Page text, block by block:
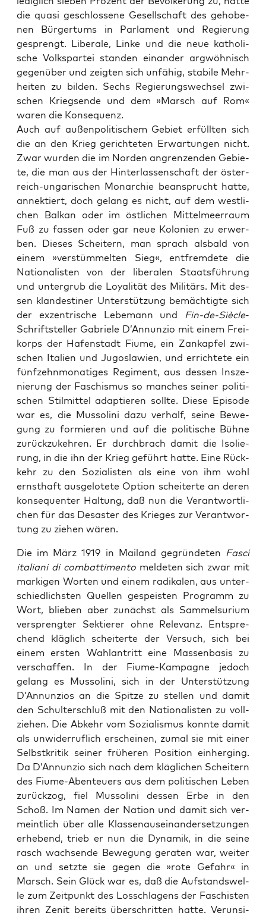
die qua­si geschlos­se­ne Gesell­schaft des geho­be­
nen Bür­ger­tums in Par­la­ment und Regie­rung
gesprengt. Libe­ra­le, Lin­ke und die neue katho­li­
sche Volks­par­tei stan­den ein­an­der arg­wöh­nisch
gegen­über und zeig­ten sich unfä­hig, sta­bi­le Mehr­
hei­ten zu bil­den. Sechs Regie­rungs­wech­sel zwi­
schen Kriegs­en­de und dem »Marsch auf Rom«
waren die Konsequenz.
Auch auf außen­po­li­ti­schem Gebiet erfüll­ten sich
die an den Krieg gerich­te­ten Erwar­tun­gen nicht.
Zwar wur­den die im Nor­den angren­zen­den Gebie­
te, die man aus der Hin­ter­las­sen­schaft der öster­
reich-unga­ri­schen Mon­ar­chie bean­sprucht hat­te,
annek­tiert, doch gelang es nicht, auf dem west­li­
chen Bal­kan oder im öst­li­chen Mit­tel­meer­raum
Fuß zu fas­sen oder gar neue Kolo­nien zu erwer­
ben. Die­ses Schei­tern, man sprach als­bald von
einem »ver­stüm­mel­ten Sieg«, ent­frem­de­te die
Natio­na­lis­ten von der libe­ra­len Staats­füh­rung
und unter­grub die Loya­li­tät des Mili­tärs. Mit des­
sen klan­des­ti­ner Unter­stüt­zung bemäch­tig­te sich
der exzen­tri­sche Lebe­mann und Fin-de-Siè­cle-
Schrift­stel­ler Gabrie­le D’Annunzio mit einem Frei­
korps der Hafen­stadt Fiume, ein Zank­ap­fel zwi­
schen Ita­li­en und Jugo­sla­wi­en, und errich­te­te ein
fünf­zehn­mo­na­ti­ges Regi­ment, aus des­sen Insze­
nie­rung der Faschis­mus so man­ches sei­ner poli­ti­
schen Stil­mit­tel adap­tie­ren soll­te. Die­se Epi­so­de
war es, die Mus­so­li­ni dazu ver­half, sei­ne Bewe­
gung zu for­mie­ren und auf die poli­ti­sche Büh­ne
zurück­zu­keh­ren. Er durch­brach damit die Iso­lie­
rung, in die ihn der Krieg geführt hat­te. Eine Rück­
kehr zu den Sozia­lis­ten als eine von ihm wohl
ernst­haft aus­ge­lo­te­te Opti­on schei­ter­te an deren
kon­se­quen­ter Hal­tung, daß nun die Ver­ant­wort­li­
chen für das Desas­ter des Krie­ges zur Ver­ant­wor­
tung zu zie­hen wären.
Die im März 1919 in Mai­land gegrün­de­ten Fasci
ita­lia­ni di com­bat­ti­men­tomel­de­ten sich zwar mit
mar­ki­gen Wor­ten und einem radi­ka­len, aus unter­
schied­lichs­ten Quel­len gespeis­ten Pro­gramm zu
Wort, blie­ben aber zunächst als Sam­mel­su­ri­um
ver­spreng­ter Sek­tie­rer ohne Rele­vanz. Ent­spre­
chend kläg­lich schei­ter­te der Ver­such, sich bei
einem ers­ten Wahl­an­tritt eine Mas­sen­ba­sis zu
ver­schaf­fen. In der Fiume-Kam­pa­gne jedoch
gelang es Mus­so­li­ni, sich in der Unter­stüt­zung
D’Annunzios an die Spit­ze zu stel­len und damit
den Schul­ter­schluß mit den Natio­na­lis­ten zu voll­
zie­hen. Die Abkehr vom Sozia­lis­mus konn­te damit
als unwi­der­ruf­lich erschei­nen, zumal sie mit einer
Selbst­kri­tik sei­ner frü­he­ren Posi­ti­on ein­her­ging.
Da D’Annunzio sich nach dem kläg­li­chen Schei­tern
des Fiume-Aben­teu­ers aus dem poli­ti­schen Leben
zurück­zog, fiel Mus­so­li­ni des­sen Erbe in den
Schoß. Im Namen der Nati­on und damit sich ver­
meint­lich über alle Klas­sen­aus­ein­an­der­set­zun­gen
erhe­bend, trieb er nun die Dyna­mik, in die sei­ne
rasch wach­sen­de Bewe­gung gera­ten war, wei­ter
an und setz­te sie gegen die »rote Gefahr« in
Marsch. Sein Glück war es, daß die Auf­stands­wel­
le zum Zeit­punkt des Los­schla­gens der Faschis­ten
ihren Zenit bereits über­schrit­ten hat­te. Ver­un­si­